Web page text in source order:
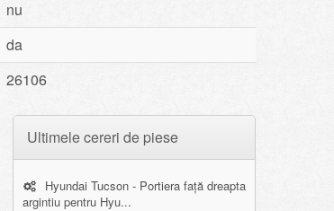
nu
da
26106
Ultimele cereri de piese
Hyundai Tucson - Portiera față dreapta
argintiu pentru Hyu...